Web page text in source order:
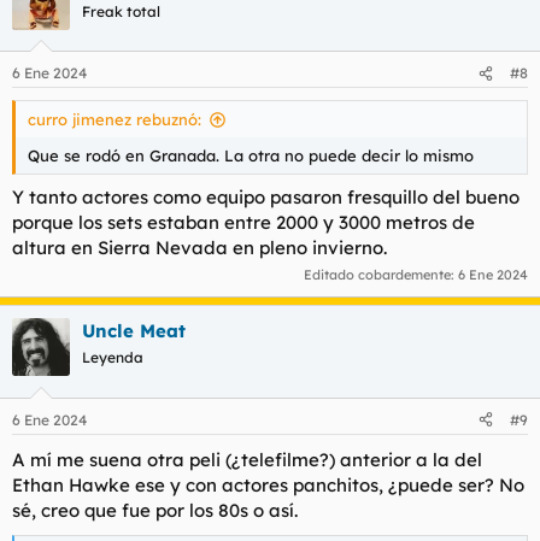
e
s
Freak total
6 Ene 2024 #8
curro jimenez rebuznó:
Que se rodó en Granada. La otra no puede decir lo mismo
Y tanto actores como equipo pasaron fresquillo del bueno
porque los sets estaban entre 2000 y 3000 metros de
altura en Sierra Nevada en pleno invierno.
Editado cobardemente: 6 Ene 2024
Uncle Meat
Leyenda
6 Ene 2024 #9
A mí me suena otra peli (¿telefilme?) anterior a la del
Ethan Hawke ese y con actores panchitos, ¿puede ser? No
sé, creo que fue por los 80s o así.